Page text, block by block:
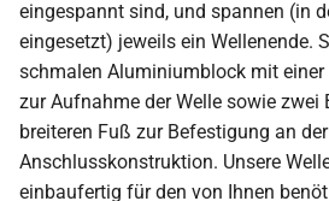
eingespannt sind, und spannen (in
eingesetzt) jeweils ein Wellenende.
schmalen Aluminiumblock mit
zur Aufnahme der Welle sowie zwei
breiteren Fuß zur Befestigung an der
Anschlusskonstruktion. Unsere
einbaufertig für den von Ihnen